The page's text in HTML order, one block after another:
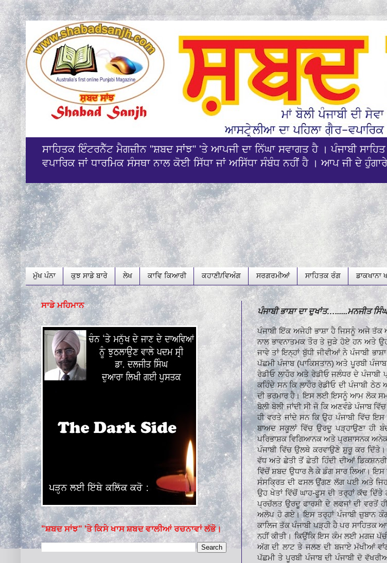
ਸਾਹਿਤਕ ਇੰਟਰਨੈੱਟ ਮੈਗਜ਼ੀਨ "ਸ਼ਬਦ ਸਾਂਝ" 'ਤੇ ਆਪਜੀ ਦਾ ਨਿੱਘਾ ਸਵਾਗਤ ਹੈ । ਪੰਜਾਬੀ
ਵਪਾਰਿਕ ਜਾਂ ਧਾਰਮਿਕ ਸੰਸਥਾ ਨਾਲ ਕੋਈ ਸਿੱਧਾ ਜਾਂ ਅਸਿੱਧਾ ਸੰਬੰਧ ਨਹੀਂ ਹੈ । ਆਪ ਜੀ ਦੇ
ਮੁੱਖ ਪੰਨਾ ਕੁਝ ਸਾਡੇ ਬਾਰੇ ਲੇਖ ਕਾਵਿ ਕਿਆਰੀ ਕਹਾਣੀ/ਵਿਅੰਗ ਸਰਗਰਮੀਆਂ ਸਾਹਿਤਕ ਰੰਗ ਡਾਕਖਾਨਾ
ਪੰਜਾਬੀ ਭਾਸ਼ਾ ਦਾ ਦੁਖਾਂਤ…......ਮਨਜੀਤ
ਪੰਜਾਬੀ ਇੱਕ ਅਜੇਹੀ ਭਾਸ਼ਾ ਹੈ ਜਿਸਨੂੰ ਅਜੇ
ਨਾਲ ਭਾਵਨਾਤਮਕ ਤੌਰ ਤੇ ਜੁੜੇ ਹੋਏ ਹਨ ਅਤੇ ਉਹ
ਜਾਵੇ ਤਾਂ ਇਨ੍ਹਾਂ ਬੁੱਧੀ ਜੀਵੀਆਂ ਨੇ ਪੰਜਾਬੀ
ਪੱਛਮੀ ਪੰਜਾਬ (ਪਾਕਿਸਤਾਨ) ਅਤੇ ਪੂਰਬੀ
ਰੇਡੀਓ ਲਾਹੌਰ ਅਤੇ ਰੇਡੀਓ ਜਲੰਧਰ ਦੇ
ਕਹਿੰਦੇ ਸਨ ਕਿ ਲਾਹੌਰ ਰੇਡੀਓ ਦੀ ਪੰਜਾਬੀ ਠੇਠ
ਦੀ ਭਰਮਾਰ ਹੈ। ਇਸ ਲਈ ਇਸਨੂੰ ਆਮ ਲੋਕ
ਬੋਲੀ ਬੋਲੀ ਜਾਂਦੀ ਸੀ ਜੋ ਕਿ ਅਣਵੰਡੇ ਪੰਜਾਬ
ਹੀ ਵਰਤੇ ਜਾਂਦੇ ਸਨ ਕਿ ਉਹ ਪੰਜਾਬੀ ਵਿੱਚ
ਬਾਅਦ ਸਕੂਲਾਂ ਵਿੱਚ ਉਰਦੂ ਪੜ੍ਹਾਉਣਾ ਹੀ
ਪਰਿਭਾਸ਼ਕ ਵਿਗਿਆਨਕ ਅਤੇ ਪ੍ਰਸ਼ਾਸਨਕ ਅਨੇਕ
ਪੰਜਾਬੀ ਵਿੱਚ ਉਲਥੇ ਕਰਵਾਉਣੇ ਸ਼ੁਰੂ ਕਰ
ਵੱਧ ਅਤੇ ਛੇਤੀ ਤੋਂ ਛੇਤੀ ਹਿੰਦੀ ਦੀਆਂ
ਵਿੱਚੋਂ ਸ਼ਬਦ ਉਧਾਰ ਲੈ ਕੇ ਡੰਗ ਸਾਰ ਲਿਆ। ਇਸ
ਸੰਸਕ੍ਰਿਤ ਦੀ ਫਸਲ ਉਂਗਣ ਲੱਗ ਪਈ ਅਤੇ
ਉਹ ਖੇਤਾਂ ਵਿੱਚੋਂ ਘਾਹ-ਫੂਸ ਦੀ ਤਰ੍ਹਾਂ ਕੱਢ
ਪ੍ਰਚੱਲਤ ਉਰਦੂ ਫਾਰਸੀ ਦੇ ਲਫਜਾਂ ਦੀ ਵਰਤੋਂ
ਅਲੋਪ ਹੋ ਗਏ। ਇਸ ਤਰ੍ਹਾਂ ਪੰਜਾਬੀ ਜ਼ੁਬਾਨ
ਕਾਲਿਜ ਤੱਕ ਪੰਜਾਬੀ ਪੜ੍ਹੀ ਹੈ ਪਰ ਸਾਹਿਤਕ
ਨਹੀਂ ਕੀਤੀ। ਕਿਉਂਕਿ ਇਸ ਕੰਮ ਲਈ ਮਗਜ਼ ਪੱਚੀ
ਅੱਗ ਦੀ ਲਾਟ ਤੇ ਜਲਣ ਦੀ ਬਜਾਏ ਮੱਖੀਆਂ
ਪੱਛਮੀ ਤੇ ਪੂਰਬੀ ਪੰਜਾਬ ਦੀ ਪੰਜਾਬੀ ਦੋ
ਸਾਡੇ ਮਹਿਮਾਨ
"ਸ਼ਬਦ ਸਾਂਝ" 'ਤੇ ਕਿਸੇ ਖਾਸ ਸ਼ਬਦ ਵਾਲੀਆਂ ਰਚਨਾਵਾਂ ਲੱਭੋ।